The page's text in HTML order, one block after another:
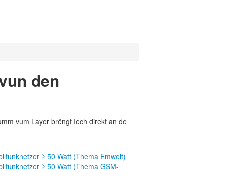
den
vum Layer brëngt Iech direkt an de
≥ 50 Watt (Thema Emwelt)
≥ 50 Watt (Thema GSM-